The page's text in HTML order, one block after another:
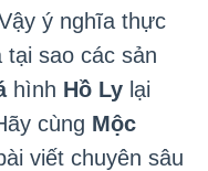
ý nghĩa thực
sao các sản
hình Hồ Ly lại
cùng Mộc
viết chuyên sâu